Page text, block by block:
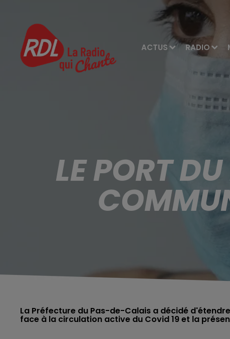
ACTUS RADIO
LE PORT
La Préfecture du Pas-de-Calais a décidé
face à la circulation active du Covid 19 et la